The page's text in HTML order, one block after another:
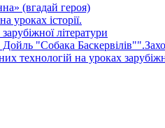
(вгадай героя)
уроках історії.
літератури
"Собака
технологій на уроках